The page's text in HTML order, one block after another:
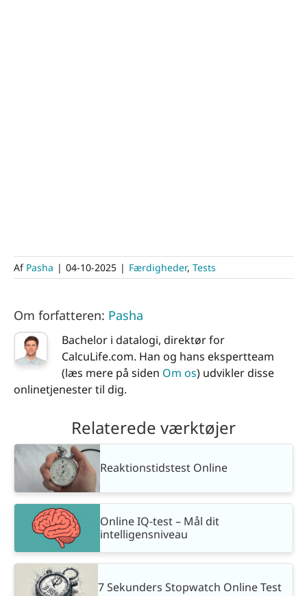
Af Pasha | 04-10-2025 | Færdigheder, Tests
Om forfatteren: Pasha
Bachelor i datalogi, direktør for
CalcuLife.com. Han og hans ekspertteam
(læs mere på siden Om os) udvikler disse
onlinetjenester til dig.
Relaterede værktøjer
Reaktionstidstest Online
Online IQ-test – Mål dit
intelligensniveau
7 Sekunders Stopwatch Online Test